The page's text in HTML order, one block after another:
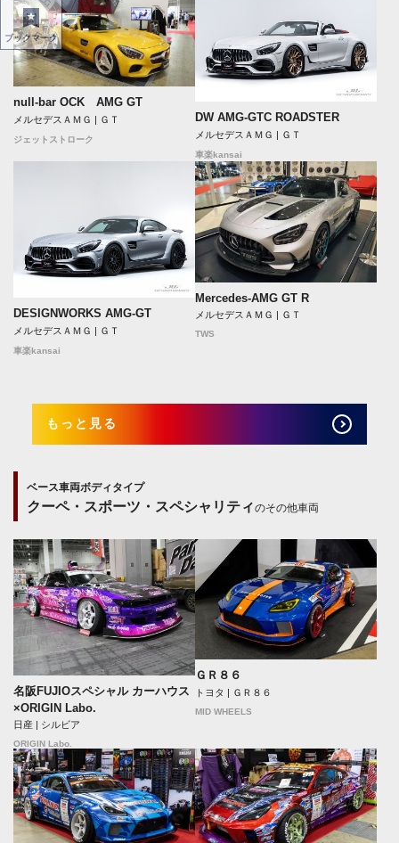
null-bar OCK AMG GT
メルセデスＡＭＧ | ＧＴ
ジェットストローク
DW AMG-GTC ROADSTER
メルセデスＡＭＧ | ＧＴ
車楽kansai
DESIGNWORKS AMG-GT
メルセデスＡＭＧ | ＧＴ
車楽kansai
Mercedes-AMG GT R
メルセデスＡＭＧ | ＧＴ
TWS
もっと見る
ベース車両ボディタイプ
クーペ・スポーツ・スペシャリティのその他車両
名阪FUJIOスペシャル カーハウス
×ORIGIN Labo.
日産 | シルビア
ORIGIN Labo.
ＧＲ８６
トヨタ | ＧＲ８６
MID WHEELS
ブックマーク